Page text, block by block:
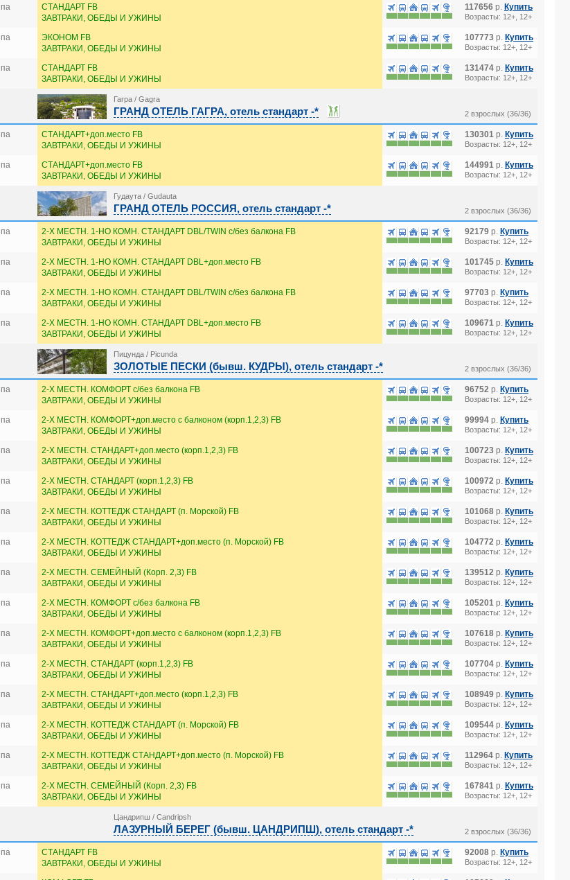
СТАНДАРТ FB
ЗАВТРАКИ, ОБЕДЫ И УЖИНЫ
117656 р. Купить
Возрасты: 12+, 12+
ЭКОНОМ FB
ЗАВТРАКИ, ОБЕДЫ И УЖИНЫ
107773 р. Купить
Возрасты: 12+, 12+
СТАНДАРТ FB
ЗАВТРАКИ, ОБЕДЫ И УЖИНЫ
131474 р. Купить
Возрасты: 12+, 12+
Гагра / Gagra
ГРАНД ОТЕЛЬ ГАГРА, отель стандарт -* 2 взрослых (36/36)
СТАНДАРТ+доп.место FB
ЗАВТРАКИ, ОБЕДЫ И УЖИНЫ
130301 р. Купить
Возрасты: 12+, 12+
СТАНДАРТ+доп.место FB
ЗАВТРАКИ, ОБЕДЫ И УЖИНЫ
144991 р. Купить
Возрасты: 12+, 12+
Гудаута / Gudauta
ГРАНД ОТЕЛЬ РОССИЯ, отель стандарт -* 2 взрослых (36/36)
2-Х МЕСТН. 1-НО КОМН. СТАНДАРТ DBL/TWIN с/без балкона FB
ЗАВТРАКИ, ОБЕДЫ И УЖИНЫ
92179 р. Купить
Возрасты: 12+, 12+
2-Х МЕСТН. 1-НО КОМН. СТАНДАРТ DBL+доп.место FB
ЗАВТРАКИ, ОБЕДЫ И УЖИНЫ
101745 р. Купить
Возрасты: 12+, 12+
2-Х МЕСТН. 1-НО КОМН. СТАНДАРТ DBL/TWIN с/без балкона FB
ЗАВТРАКИ, ОБЕДЫ И УЖИНЫ
97703 р. Купить
Возрасты: 12+, 12+
2-Х МЕСТН. 1-НО КОМН. СТАНДАРТ DBL+доп.место FB
ЗАВТРАКИ, ОБЕДЫ И УЖИНЫ
109671 р. Купить
Возрасты: 12+, 12+
Пицунда / Picunda
ЗОЛОТЫЕ ПЕСКИ (бывш. КУДРЫ), отель стандарт -* 2 взрослых (36/36)
2-Х МЕСТН. КОМФОРТ с/без балкона FB
ЗАВТРАКИ, ОБЕДЫ И УЖИНЫ
96752 р. Купить
Возрасты: 12+, 12+
2-Х МЕСТН. КОМФОРТ+доп.место с балконом (корп.1,2,3) FB
ЗАВТРАКИ, ОБЕДЫ И УЖИНЫ
99994 р. Купить
Возрасты: 12+, 12+
2-Х МЕСТН. СТАНДАРТ+доп.место (корп.1,2,3) FB
ЗАВТРАКИ, ОБЕДЫ И УЖИНЫ
100723 р. Купить
Возрасты: 12+, 12+
2-Х МЕСТН. СТАНДАРТ (корп.1,2,3) FB
ЗАВТРАКИ, ОБЕДЫ И УЖИНЫ
100972 р. Купить
Возрасты: 12+, 12+
2-Х МЕСТН. КОТТЕДЖ СТАНДАРТ (п. Морской) FB
ЗАВТРАКИ, ОБЕДЫ И УЖИНЫ
101068 р. Купить
Возрасты: 12+, 12+
2-Х МЕСТН. КОТТЕДЖ СТАНДАРТ+доп.место (п. Морской) FB
ЗАВТРАКИ, ОБЕДЫ И УЖИНЫ
104772 р. Купить
Возрасты: 12+, 12+
2-Х МЕСТН. СЕМЕЙНЫЙ (Корп. 2,3) FB
ЗАВТРАКИ, ОБЕДЫ И УЖИНЫ
139512 р. Купить
Возрасты: 12+, 12+
2-Х МЕСТН. КОМФОРТ с/без балкона FB
ЗАВТРАКИ, ОБЕДЫ И УЖИНЫ
105201 р. Купить
Возрасты: 12+, 12+
2-Х МЕСТН. КОМФОРТ+доп.место с балконом (корп.1,2,3) FB
ЗАВТРАКИ, ОБЕДЫ И УЖИНЫ
107618 р. Купить
Возрасты: 12+, 12+
2-Х МЕСТН. СТАНДАРТ (корп.1,2,3) FB
ЗАВТРАКИ, ОБЕДЫ И УЖИНЫ
107704 р. Купить
Возрасты: 12+, 12+
2-Х МЕСТН. СТАНДАРТ+доп.место (корп.1,2,3) FB
ЗАВТРАКИ, ОБЕДЫ И УЖИНЫ
108949 р. Купить
Возрасты: 12+, 12+
2-Х МЕСТН. КОТТЕДЖ СТАНДАРТ (п. Морской) FB
ЗАВТРАКИ, ОБЕДЫ И УЖИНЫ
109544 р. Купить
Возрасты: 12+, 12+
2-Х МЕСТН. КОТТЕДЖ СТАНДАРТ+доп.место (п. Морской) FB
ЗАВТРАКИ, ОБЕДЫ И УЖИНЫ
112964 р. Купить
Возрасты: 12+, 12+
2-Х МЕСТН. СЕМЕЙНЫЙ (Корп. 2,3) FB
ЗАВТРАКИ, ОБЕДЫ И УЖИНЫ
167841 р. Купить
Возрасты: 12+, 12+
Цандрипш / Candripsh
ЛАЗУРНЫЙ БЕРЕГ (бывш. ЦАНДРИПШ), отель стандарт -* 2 взрослых (36/36)
СТАНДАРТ FB
ЗАВТРАКИ, ОБЕДЫ И УЖИНЫ
92008 р. Купить
Возрасты: 12+, 12+